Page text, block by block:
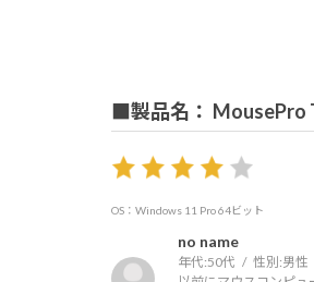
■製品名： MousePro
OS：Windows 11 Pro 64ビット
no name
年代:50代 性別:男性